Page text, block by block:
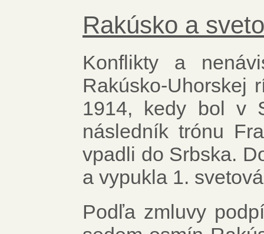
Rakúsko a
Konflikty a
Rakúsko-Uhorskej
1914, kedy bol v
následník trónu
vpadli do Srbska.
a vypukla 1.
Podľa zmluvy